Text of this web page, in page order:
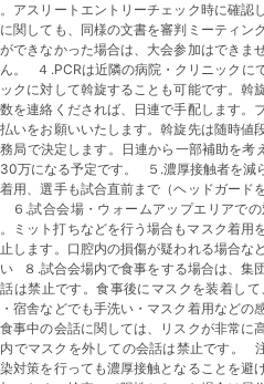
アスリートエントリーチェック時に確認
関しても、同様の文書を審判ミーティン
できなかった場合は、大会参加はできま
。 ４.PCRは近隣の病院・クリニックに
クに対して斡旋することも可能です。斡
を連絡くだされば、日連で手配します。
いをお願いいたします。斡旋先は随時値
局で決定します。日連から一部補助を
万になる予定です。 ５.濃厚接触者を減
用、選手も試合直前まで（ヘッドガード
６.試合会場・ウォームアップエリアで
ミット打ちなどを行う場合もマスク着
します。口腔内の損傷が疑われる場合な
８.試合会場内で食事をする場合は、集
は禁止です。食事後にマスクを装着し
宿舎などでも手洗い・マスク着用などの
事中の会話に関しては、リスクが非常に
でマスクを外しての会話は禁止です。
対策を行っても濃厚接触となることを避